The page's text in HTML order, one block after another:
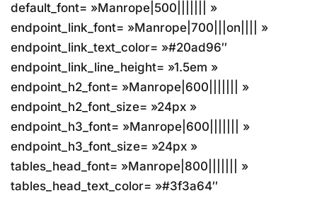
default_font= »Manrope|500||||||| »
endpoint_link_font= »Manrope|700|||on|||| »
endpoint_link_text_color= »#20ad96″
endpoint_link_line_height= »1.5em »
endpoint_h2_font= »Manrope|600||||||| »
endpoint_h2_font_size= »24px »
endpoint_h3_font= »Manrope|600||||||| »
endpoint_h3_font_size= »24px »
tables_head_font= »Manrope|800||||||| »
tables_head_text_color= »#3f3a64″